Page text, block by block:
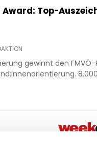
Award: Top-
gewinnt den